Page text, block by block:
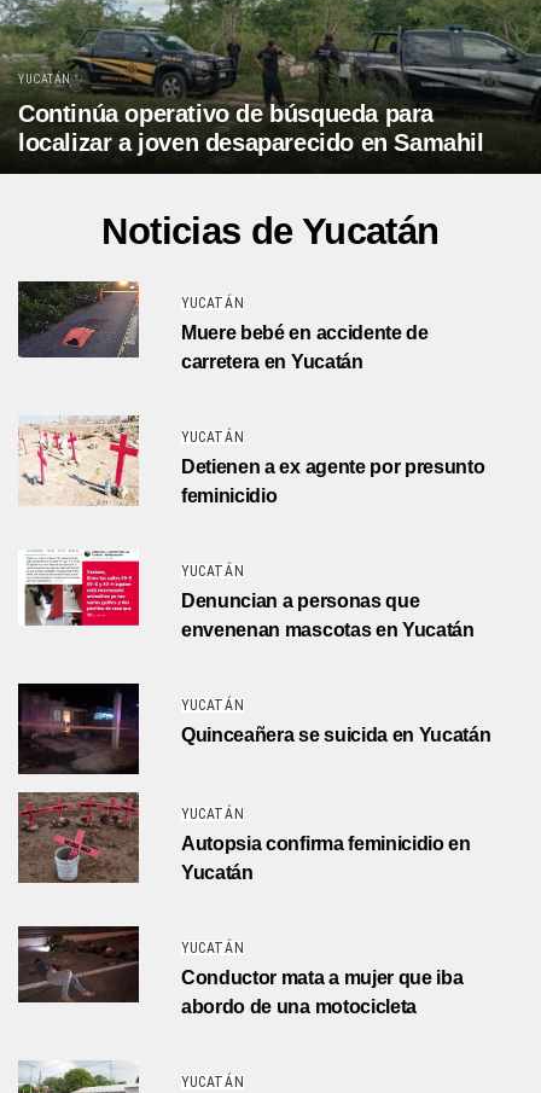
YUCATÁN
Continúa operativo de búsqueda para
localizar a joven desaparecido en Samahil
Noticias de Yucatán
YUCATÁN
Muere bebé en accidente de
carretera en Yucatán
YUCATÁN
Detienen a ex agente por presunto
feminicidio
YUCATÁN
Denuncian a personas que
envenenan mascotas en Yucatán
YUCATÁN
Quinceañera se suicida en Yucatán
YUCATÁN
Autopsia confirma feminicidio en
Yucatán
YUCATÁN
Conductor mata a mujer que iba
abordo de una motocicleta
YUCATÁN